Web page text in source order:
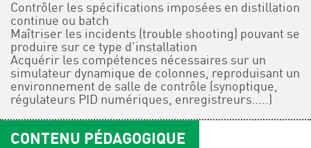
Contrôler les spécifications imposées en distillation
continue ou batch
Maîtriser les incidents (trouble shooting) pouvant se
produire sur ce type d’installation
Acquérir les compétences nécessaires sur un
simulateur dynamique de colonnes, reproduisant un
environnement de salle de contrôle (synoptique,
régulateurs PID numériques, enregistreurs…..)
CONTENU PÉDAGOGIQUE